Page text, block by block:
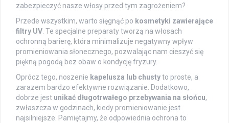
zabezpieczyć nasze włosy przed tym zagrożeniem?
Przede wszystkim, warto sięgnąć po kosmetyki zawierające
filtry UV . Te specjalne preparaty tworzą na włosach
ochronną barierę, która minimalizuje negatywny wpływ
promieniowania słonecznego, pozwalając nam cieszyć się
piękną pogodą bez obaw o kondycję fryzury.
Oprócz tego, noszenie kapelusza lub chustyto proste, a
zarazem bardzo efektywne rozwiązanie. Dodatkowo,
dobrze jest unikać długotrwałego przebywania na słońcu,
zwłaszcza w godzinach, kiedy promieniowanie jest
najsilniejsze. Pamiętajmy, że odpowiednia ochrona to